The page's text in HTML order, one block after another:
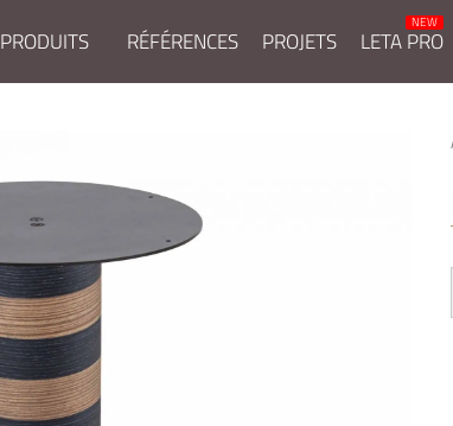
PRODUITS RÉFÉRENCES PROJETS LETA PRO